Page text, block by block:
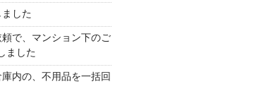
した
で、マンション下のご
ました
内の、不用品を一括回